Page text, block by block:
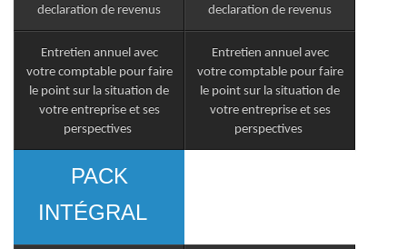
declaration de revenus
Entretien annuel avec
votre comptable pour faire
le point sur la situation de
votre entreprise et ses
perspectives
declaration de revenus
Entretien annuel avec
votre comptable pour faire
le point sur la situation de
votre entreprise et ses
perspectives
PACK
INTÉGRAL